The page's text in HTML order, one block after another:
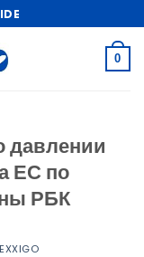
0
давлении
ЕС по
РБК
EXXIGO